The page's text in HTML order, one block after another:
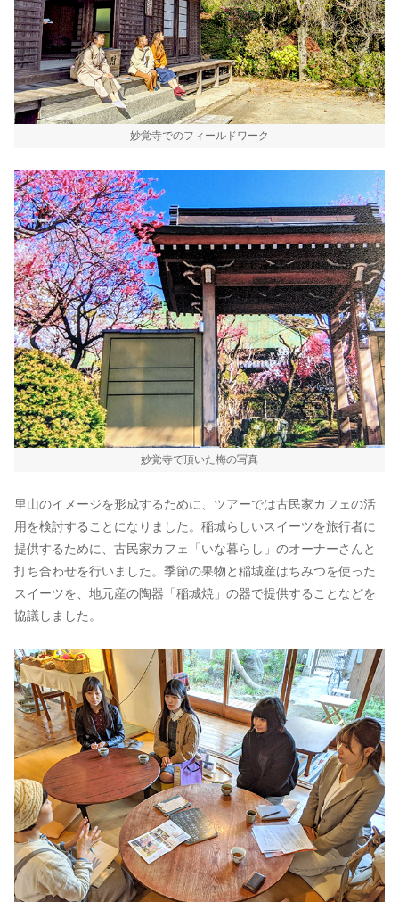
妙覚寺でのフィールドワーク
妙覚寺で頂いた梅の写真
里山のイメージを形成するために、ツアーでは古民家カフェの活
用を検討することになりました。稲城らしいスイーツを旅行者に
提供するために、古民家カフェ「いな暮らし」のオーナーさんと
打ち合わせを行いました。季節の果物と稲城産はちみつを使った
スイーツを、地元産の陶器「稲城焼」の器で提供することなどを
協議しました。